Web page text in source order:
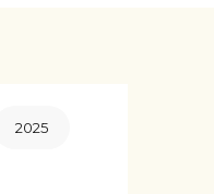
2025